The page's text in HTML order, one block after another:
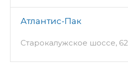
Атлантис-Пак
Старокалужское шоссе, 62